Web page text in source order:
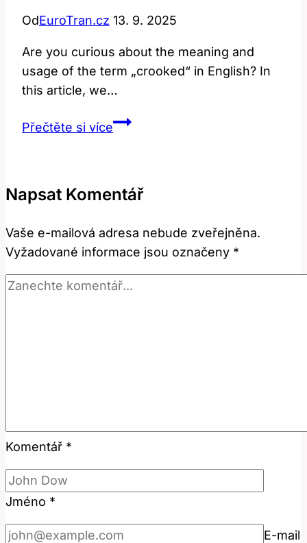
OdEuroTran.cz 13. 9. 2025
Are you curious about the meaning and
usage of the term „crooked“ in English? In
this article, we…
Přečtěte si víceCrooked:
Jak
Používat
v
Angličtině?
Napsat Komentář
Vaše e-mailová adresa nebude zveřejněna.
Vyžadované informace jsou označeny *
Komentář *
Jméno *
E-mail